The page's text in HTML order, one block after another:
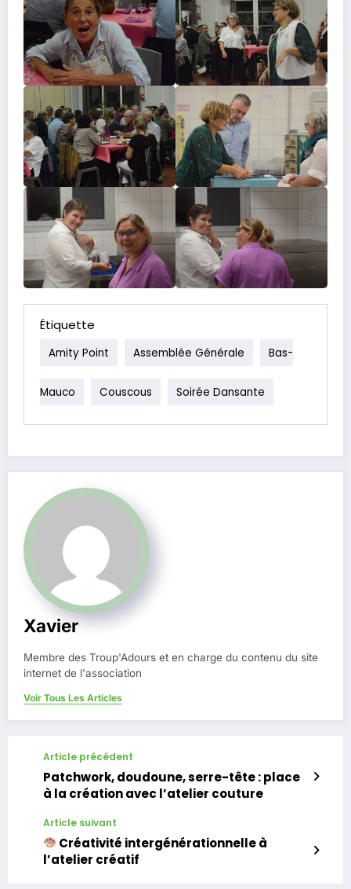
Étiquette
Amity Point Assemblée Générale Bas-
Mauco Couscous Soirée Dansante
Xavier
Membre des Troup'Adours et en charge du contenu du site
internet de l'association
Voir Tous Les Articles
Article précédent
Patchwork, doudoune, serre-tête : place
à la création avec l’atelier couture
Article suivant
Créativité intergénérationnelle à
l’atelier créatif